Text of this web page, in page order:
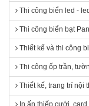
Thi công biển led -
Thi công biển bạt
Thiết kế và thi công
Thi công ốp trần,
Thiết kế, trang trí nội